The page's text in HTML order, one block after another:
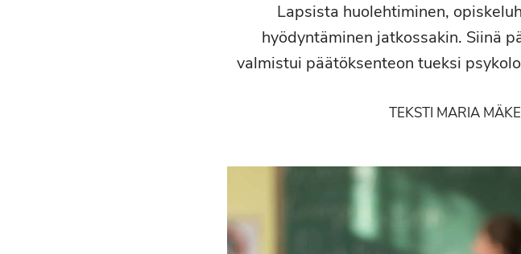
Lapsista huolehtiminen,
hyödyntäminen jatkossakin. Siinä
valmistui päätöksenteon tueksi
TEKSTI MARIA